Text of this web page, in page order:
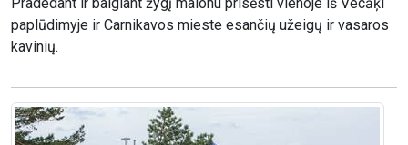
paplūdimyje ir Carnikavos mieste esančių užeigų ir vasaros
kavinių.